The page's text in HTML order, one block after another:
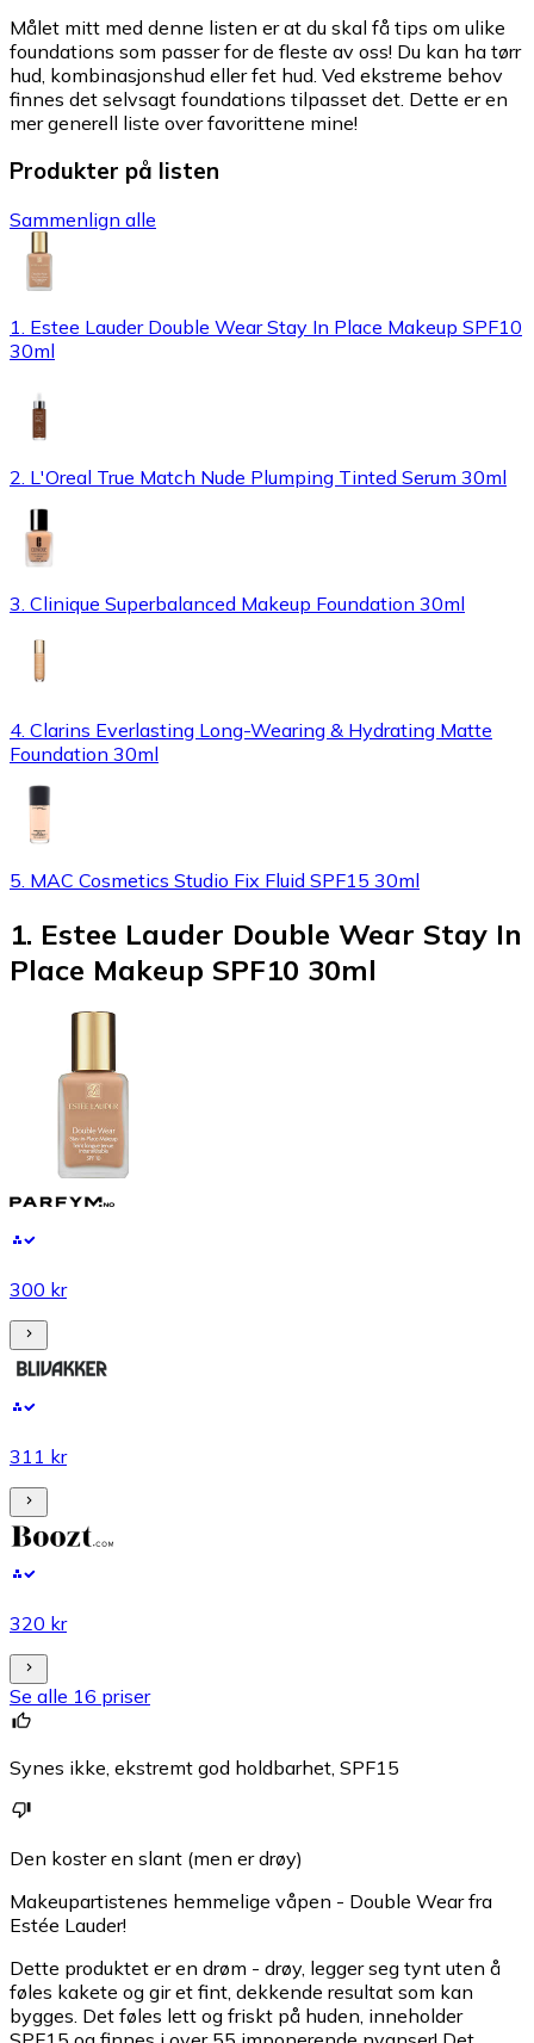
Målet mitt med denne listen er at du skal få tips om ulike
foundations som passer for de fleste av oss! Du kan ha tørr
hud, kombinasjonshud eller fet hud. Ved ekstreme behov
finnes det selvsagt foundations tilpasset det. Dette er en
mer generell liste over favorittene mine!
Produkter på listen
Sammenlign alle
1. Estee Lauder Double Wear Stay In Place Makeup SPF10
30ml
2. L'Oreal True Match Nude Plumping Tinted Serum 30ml
3. Clinique Superbalanced Makeup Foundation 30ml
4. Clarins Everlasting Long-Wearing & Hydrating Matte
Foundation 30ml
5. MAC Cosmetics Studio Fix Fluid SPF15 30ml
1. Estee Lauder Double Wear Stay In
Place Makeup SPF10 30ml
300 kr
311 kr
320 kr
Se alle 16 priser
Synes ikke, ekstremt god holdbarhet, SPF15
Den koster en slant (men er drøy)
Makeupartistenes hemmelige våpen - Double Wear fra
Estée Lauder!
Dette produktet er en drøm - drøy, legger seg tynt uten å
føles kakete og gir et fint, dekkende resultat som kan
bygges. Det føles lett og friskt på huden, inneholder